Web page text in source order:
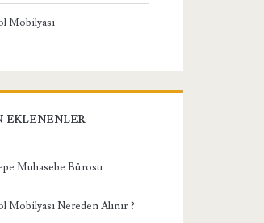
Mobilyası
EKLENENLER
Muhasebe Bürosu
Mobilyası Nereden Alınır ?